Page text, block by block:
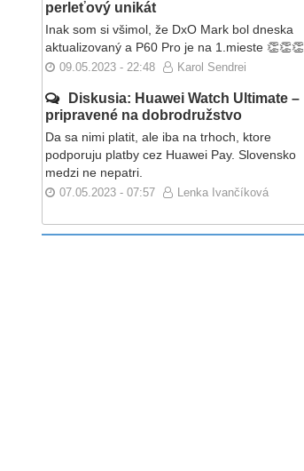
perleťový unikát
Inak som si všimol, že DxO Mark bol dneska
aktualizovaný a P60 Pro je na 1.mieste 👏👏👏
09.05.2023 - 22:48 Karol Sendrei
Diskusia: Huawei Watch Ultimate –
pripravené na dobrodružstvo
Da sa nimi platit, ale iba na trhoch, ktore
podporuju platby cez Huawei Pay. Slovensko
medzi ne nepatri.
07.05.2023 - 07:57 Lenka Ivančíková